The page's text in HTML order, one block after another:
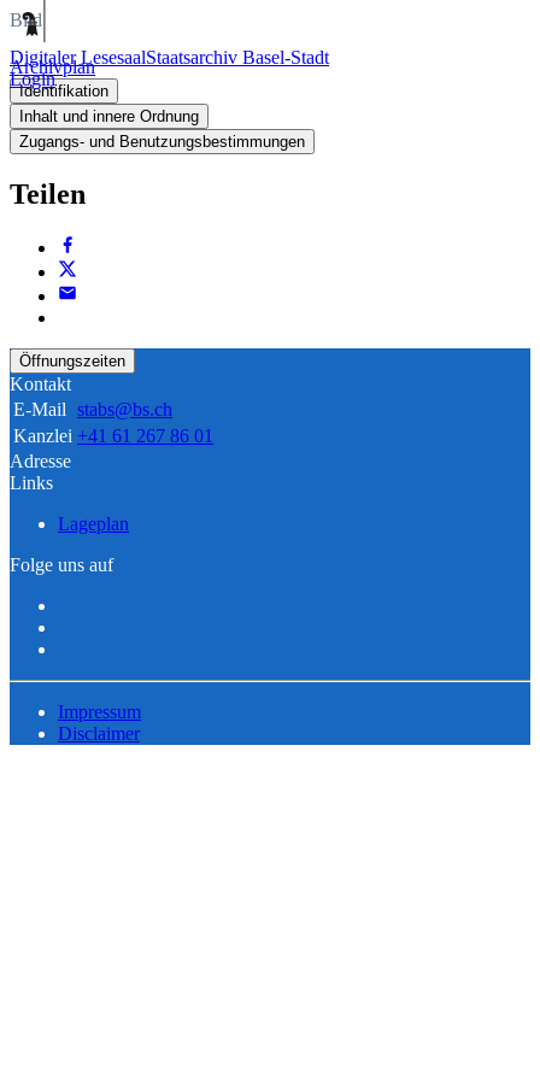
Digitaler LesesaalStaatsarchiv Basel-Stadt
Login
Bild
Archivplan
Identifikation
Inhalt und innere Ordnung
Zugangs- und Benutzungsbestimmungen
Teilen
Öffnungszeiten
Kontakt
E-Mail stabs@bs.ch
Kanzlei +41 61 267 86 01
Adresse
Links
Lageplan
Folge uns auf
Impressum
Disclaimer